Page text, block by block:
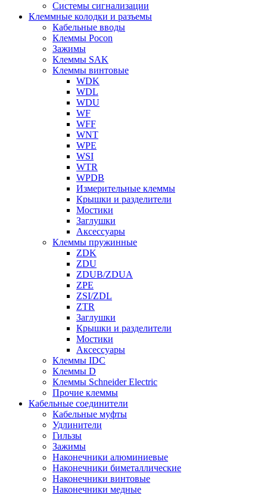
Системы сигнализации
Клеммные колодки и разъемы
Кабельные вводы
Клеммы Pocon
Зажимы
Клеммы SAK
Клеммы винтовые
WDK
WDL
WDU
WF
WFF
WNT
WPE
WSI
WTR
WPDB
Измерительные клеммы
Крышки и разделители
Мостики
Заглушки
Аксессуары
Клеммы пружинные
ZDK
ZDU
ZDUB/ZDUA
ZPE
ZSI/ZDL
ZTR
Заглушки
Крышки и разделители
Мостики
Аксессуары
Клеммы IDC
Клеммы D
Клеммы Schneider Electric
Прочие клеммы
Кабельные соединители
Кабельные муфты
Удлинители
Гильзы
Зажимы
Наконечники алюминиевые
Наконечники биметаллические
Наконечники винтовые
Наконечники медные